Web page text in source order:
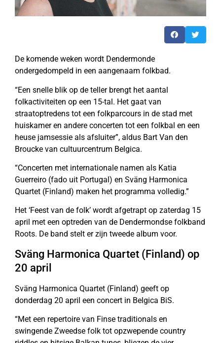
De komende weken wordt Dendermonde
ondergedompeld in een aangenaam folkbad.
“Een snelle blik op de teller brengt het aantal
folkactiviteiten op een 15-tal. Het gaat van
straatoptredens tot een folkparcours in de stad met
huiskamer en andere concerten tot een folkbal en een
heuse jamsessie als afsluiter”, aldus Bart Van den
Broucke van cultuurcentrum Belgica.
“Concerten met internationale namen als Katia
Guerreiro (fado uit Portugal) en Sväng Harmonica
Quartet (Finland) maken het programma volledig.”
Het ‘Feest van de folk’ wordt afgetrapt op zaterdag 15
april met een optreden van de Dendermondse folkband
Roots. De band stelt er zijn tweede album voor.
Sväng Harmonica Quartet (Finland) op
20 april
Sväng Harmonica Quartet (Finland) geeft op
donderdag 20 april een concert in Belgica BiS.
“Met een repertoire van Finse traditionals en
swingende Zweedse folk tot opzwepende country